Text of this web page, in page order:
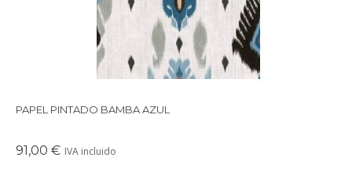
PAPEL PINTADO BAMBA AZUL
91,00 € IVA incluido